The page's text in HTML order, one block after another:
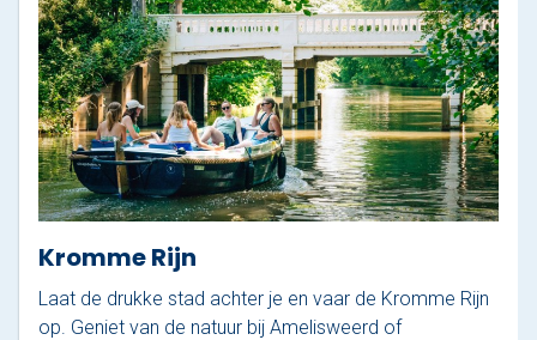
Kromme Rijn
Laat de drukke stad achter je en vaar de Kromme Rijn
op. Geniet van de natuur bij Amelisweerd of